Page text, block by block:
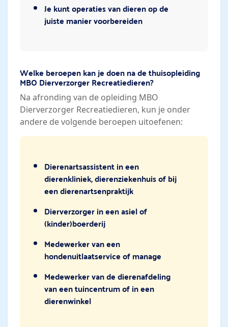
Je kunt operaties van dieren op de
juiste manier voorbereiden
Welke beroepen kan je doen na de thuisopleiding
MBO Dierverzorger Recreatiedieren?
Na afronding van de opleiding MBO
Dierverzorger Recreatiedieren, kun je onder
andere de volgende beroepen uitoefenen:
Dierenartsassistent in een
dierenkliniek, dierenziekenhuis of bij
een dierenartsenpraktijk
Dierverzorger in een asiel of
(kinder)boerderij
Medewerker van een
hondenuitlaatservice of manage
Medewerker van de dierenafdeling
van een tuincentrum of in een
dierenwinkel